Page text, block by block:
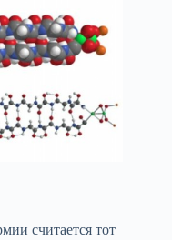
считается тот